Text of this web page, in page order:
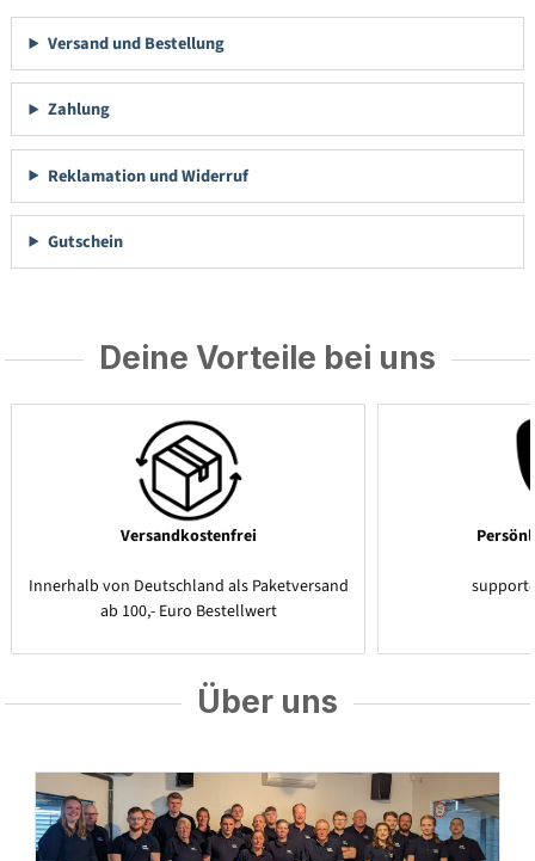
Versand und Bestellung
Zahlung
Reklamation und Widerruf
Gutschein
Deine Vorteile bei uns
Versandkostenfrei
Innerhalb von Deutschland als Paketversand
ab 100,- Euro Bestellwert
Über uns